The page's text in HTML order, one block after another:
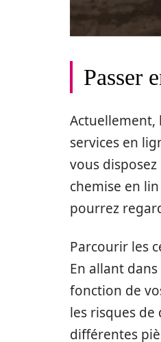
Passer
Actuellement,
services en
vous
chemise en
pourrez
Parcourir les
En allant
fonction de
les risques
différentes